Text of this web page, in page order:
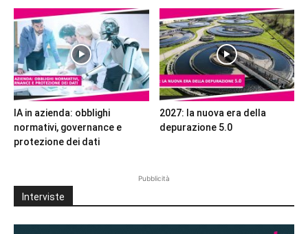
IA in azienda: obblighi
normativi, governance e
protezione dei dati
2027: la nuova era della
depurazione 5.0
Pubblicità
Interviste